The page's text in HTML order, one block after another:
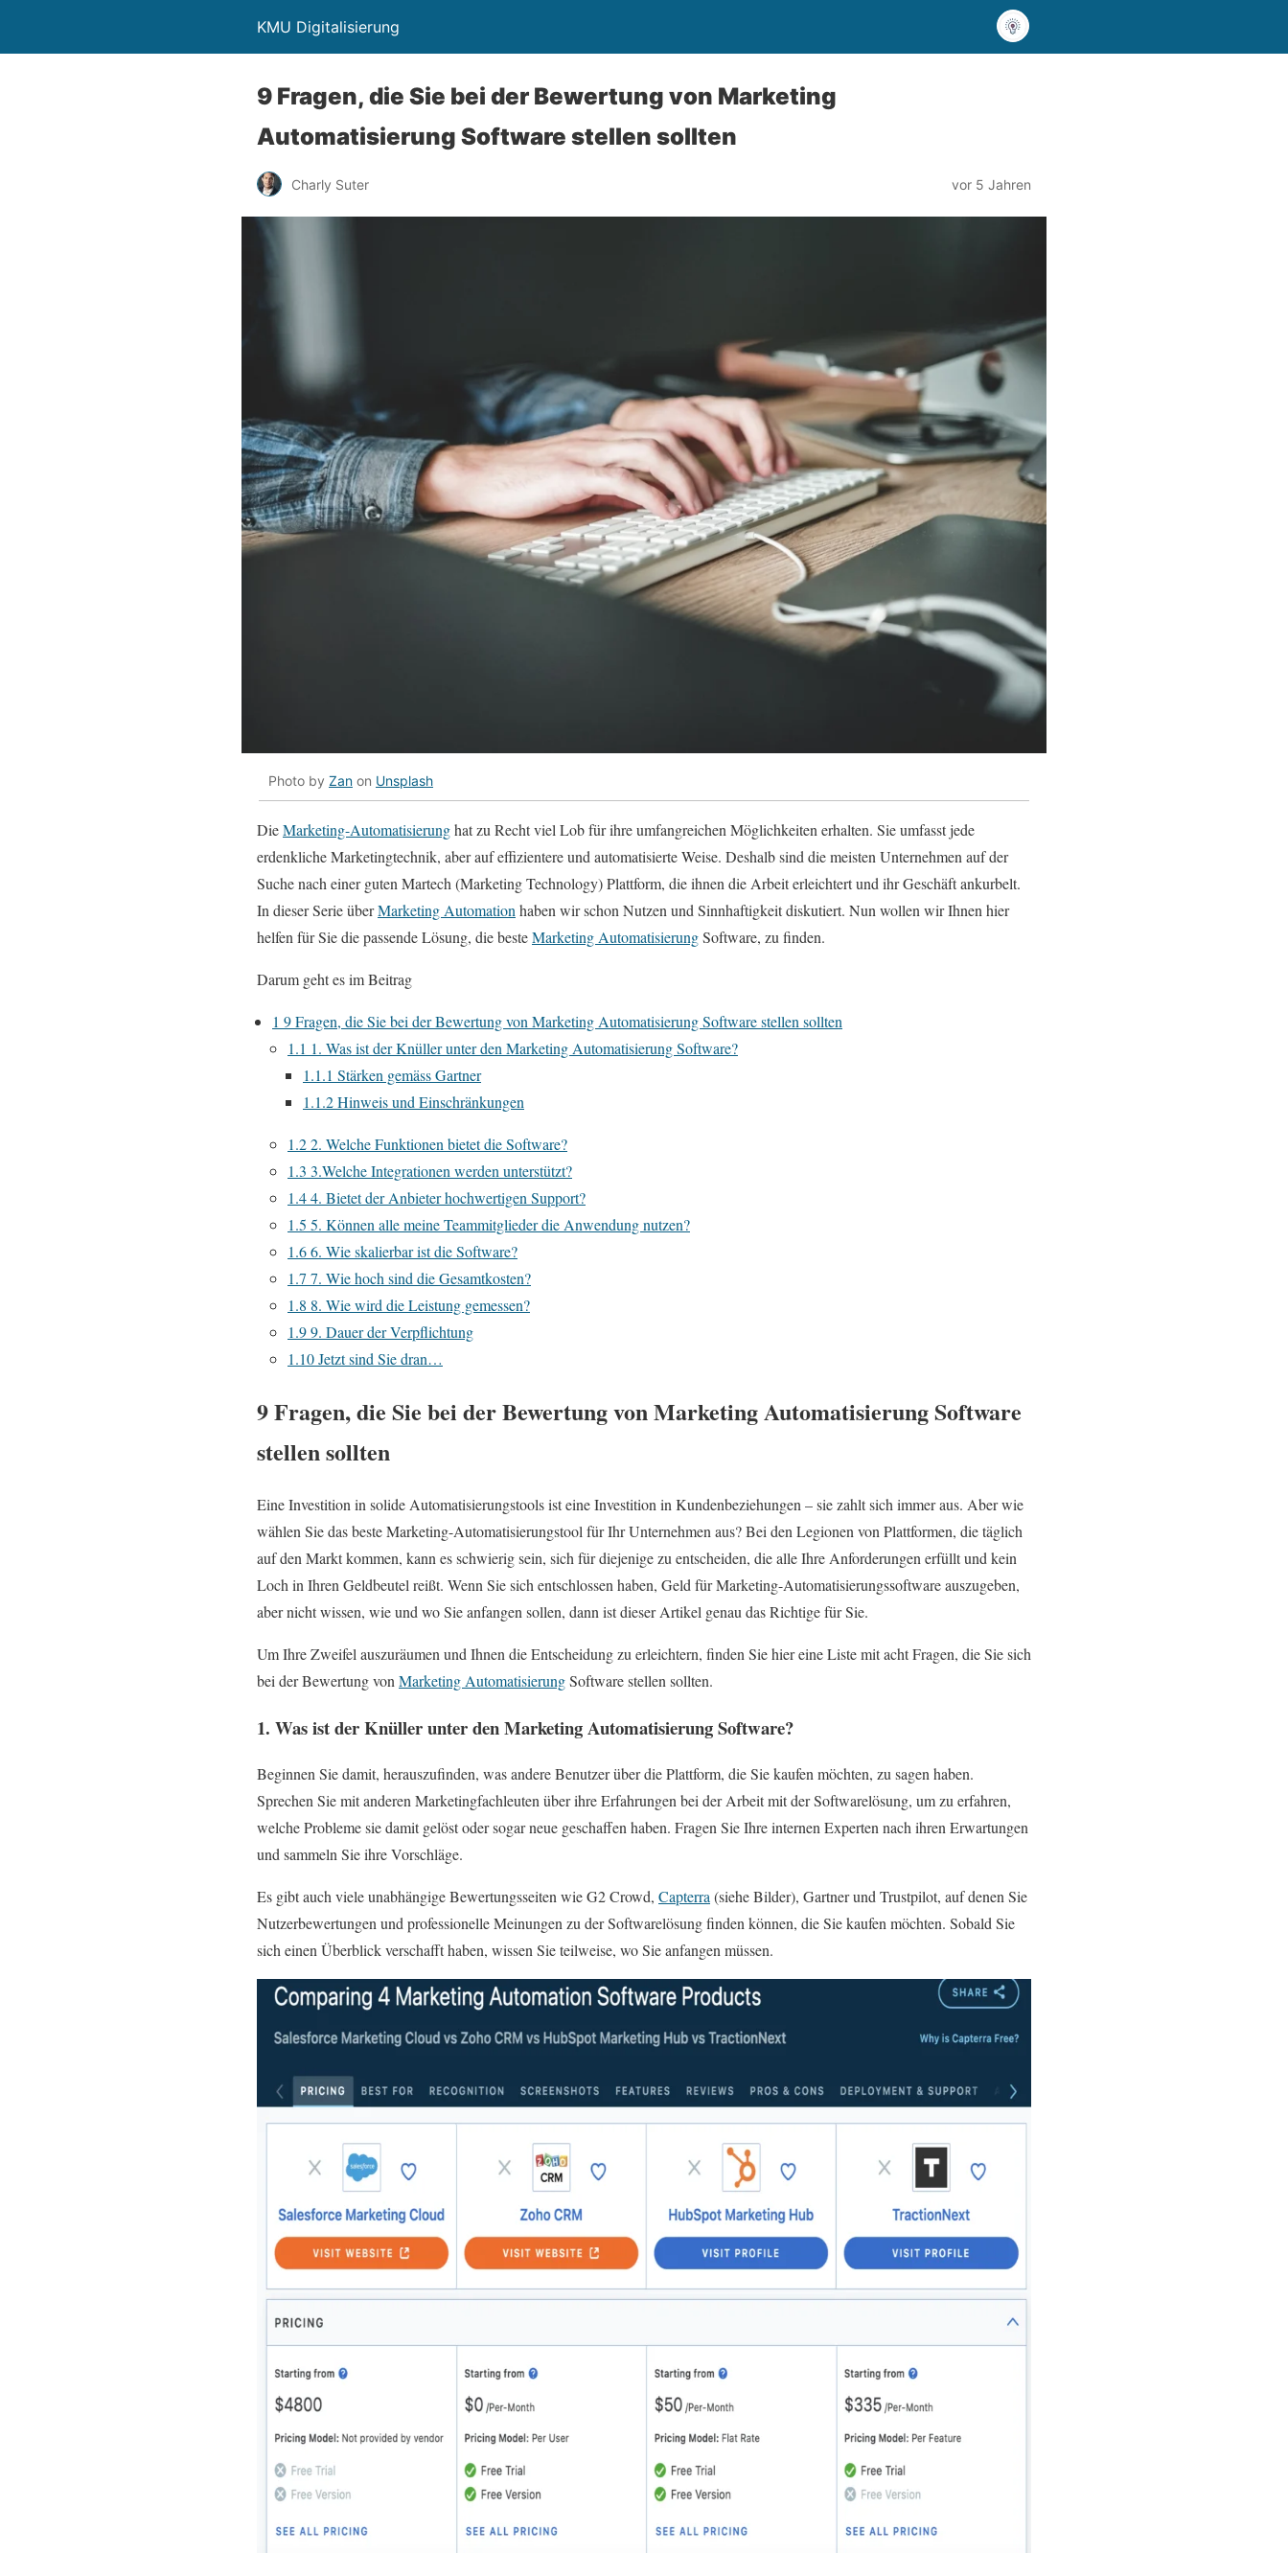
KMU Digitalisierung
9 Fragen, die Sie bei der Bewertung von Marketing
Automatisierung Software stellen sollten
Charly Suter vor 5 Jahren
Photo by Zan on Unsplash
DieMarketing-Automatisierunghat zu Recht viel Lob für ihre umfangreichen Möglichkeiten erhalten. Sie umfasst jede
erdenkliche Marketingtechnik, aber auf effizientere und automatisierte Weise. Deshalb sind die meisten Unternehmen auf der
Suche nach einer guten Martech (Marketing Technology) Plattform, die ihnen die Arbeit erleichtert und ihr Geschäft ankurbelt.
In dieser Serie überMarketing Automation haben wir schon Nutzen und Sinnhaftigkeit diskutiert. Nun wollen wir Ihnen hier
helfen für Sie die passende Lösung, die besteMarketing AutomatisierungSoftware, zu finden.
Darum geht es im Beitrag
1 9 Fragen, die Sie bei der Bewertung von Marketing Automatisierung Software stellen sollten
1.1 1. Was ist der Knüller unter den Marketing Automatisierung Software?
1.1.1 Stärken gemäss Gartner
1.1.2Hinweis und Einschränkungen
1.22. Welche Funktionen bietet die Software?
1.3 3.Welche Integrationen werden unterstützt?
1.44. Bietet der Anbieter hochwertigen Support?
1.5 5. Können alle meine Teammitglieder die Anwendung nutzen?
1.66. Wie skalierbar ist die Software?
1.7 7. Wie hoch sind die Gesamtkosten?
1.8 8. Wie wird die Leistung gemessen?
1.99. Dauer der Verpflichtung
1.10Jetzt sind Sie dran…
9 Fragen, die Sie bei der Bewertung von Marketing Automatisierung Software
stellen sollten
Eine Investition in solide Automatisierungstools ist eine Investition in Kundenbeziehungen – sie zahlt sich immer aus. Aber wie
wählen Sie das beste Marketing-Automatisierungstool für Ihr Unternehmen aus? Bei den Legionen von Plattformen, die täglich
auf den Markt kommen, kann es schwierig sein, sich für diejenige zu entscheiden, die alle Ihre Anforderungen erfüllt und kein
Loch in Ihren Geldbeutel reißt. Wenn Sie sich entschlossen haben, Geld für Marketing-Automatisierungssoftware auszugeben,
aber nicht wissen, wie und wo Sie anfangen sollen, dann ist dieser Artikel genau das Richtige für Sie.
Um Ihre Zweifel auszuräumen und Ihnen die Entscheidung zu erleichtern, finden Sie hier eine Liste mit acht Fragen, die Sie sich
bei der Bewertung von Marketing AutomatisierungSoftware stellen sollten.
1. Was ist der Knüller unter den Marketing Automatisierung Software?
Beginnen Sie damit, herauszufinden, was andere Benutzer über die Plattform, die Sie kaufen möchten, zu sagen haben.
Sprechen Sie mit anderen Marketingfachleuten über ihre Erfahrungen bei der Arbeit mit der Softwarelösung, um zu erfahren,
welche Probleme sie damit gelöst oder sogar neue geschaffen haben. Fragen Sie Ihre internen Experten nach ihren Erwartungen
und sammeln Sie ihre Vorschläge.
Es gibt auch viele unabhängige Bewertungsseiten wie G2 Crowd, Capterra(siehe Bilder), Gartner und Trustpilot, auf denen Sie
Nutzerbewertungen und professionelle Meinungen zu der Softwarelösung finden können, die Sie kaufen möchten. Sobald Sie
sich einen Überblick verschafft haben, wissen Sie teilweise, wo Sie anfangen müssen.